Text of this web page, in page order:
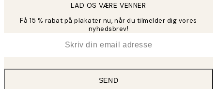
LAD OS VÆRE VENNER
Få 15 % rabat på plakater nu, når du tilmelder dig vores
nyhedsbrev!
SEND